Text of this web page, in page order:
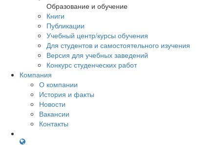
Образование и обучение
Книги
Публикации
Учебный центр/курсы обучения
Для студентов и самостоятельного изучения
Версия для учебных заведений
Конкурс студенческих работ
Компания
О компании
История и факты
Новости
Вакансии
Контакты